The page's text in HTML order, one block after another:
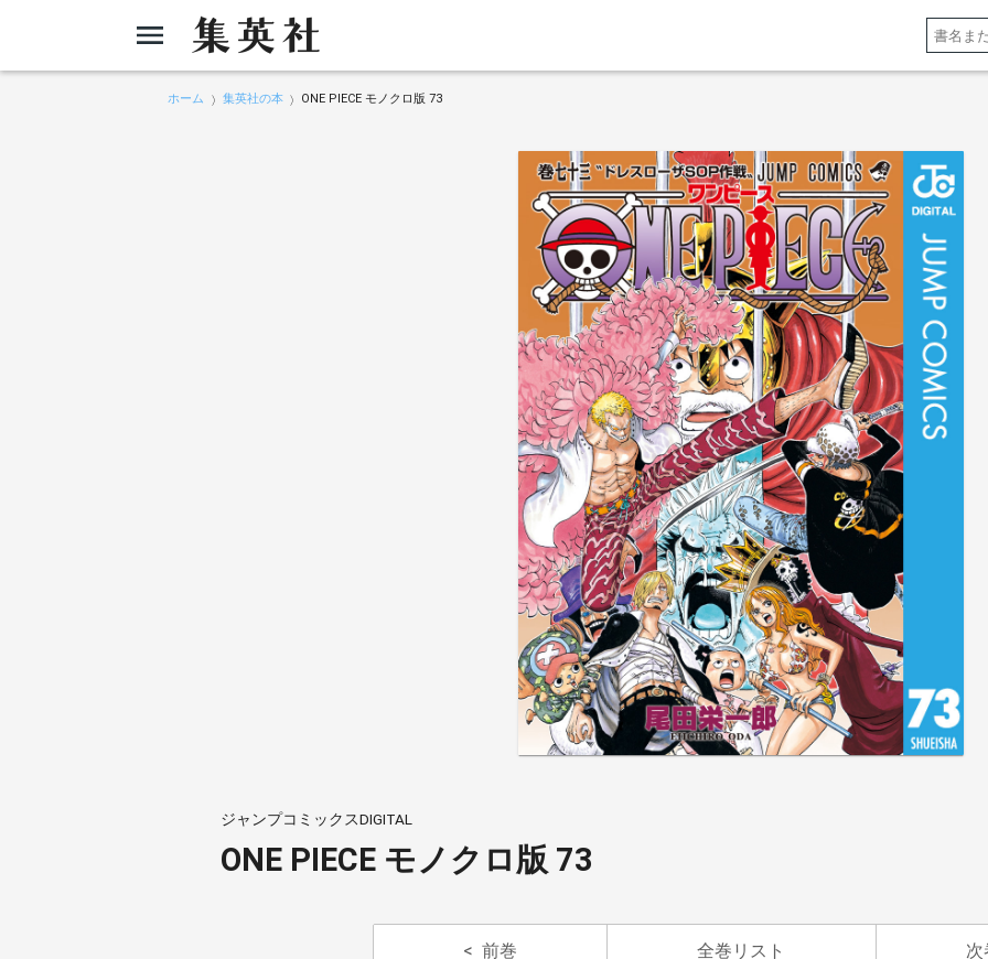
ホーム 集英社の本 ONE PIECE モノクロ版 73
ジャンプコミックスDIGITAL
ONE PIECE モノクロ版 73
前巻 全巻リスト 次